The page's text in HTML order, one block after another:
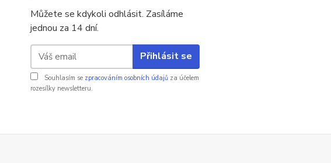
Můžete se kdykoli odhlásit. Zasíláme
jednou za 14 dní.
Přihlásit se
Souhlasím se zpracováním osobních údajů za účelem
rozesílky newsletteru.